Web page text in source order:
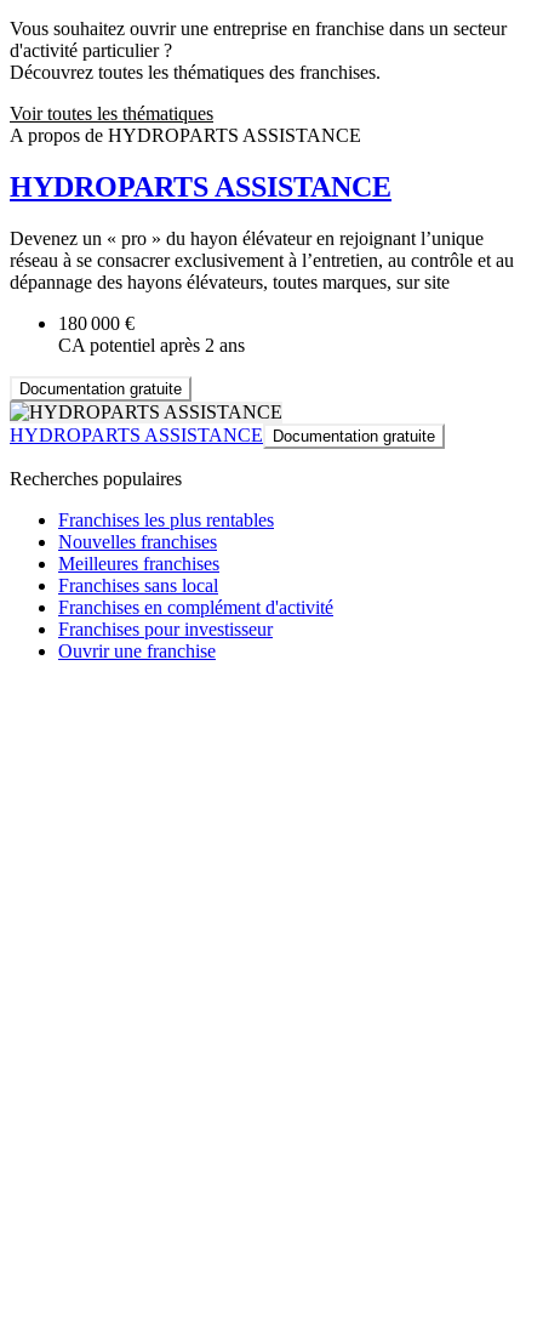
Vous souhaitez ouvrir une entreprise en franchise dans un secteur
d'activité particulier ?
Découvrez toutes les thématiques des franchises.
Voir toutes les thématiques
A propos de HYDROPARTS ASSISTANCE
HYDROPARTS ASSISTANCE
Devenez un « pro » du hayon élévateur en rejoignant l’unique
réseau à se consacrer exclusivement à l’entretien, au contrôle et au
dépannage des hayons élévateurs, toutes marques, sur site
180 000 €
CA potentiel après 2 ans
Documentation gratuite
HYDROPARTS ASSISTANCE Documentation gratuite
Recherches populaires
Franchises les plus rentables
Nouvelles franchises
Meilleures franchises
Franchises sans local
Franchises en complément d'activité
Franchises pour investisseur
Ouvrir une franchise